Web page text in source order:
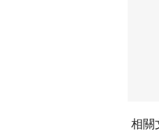
相關